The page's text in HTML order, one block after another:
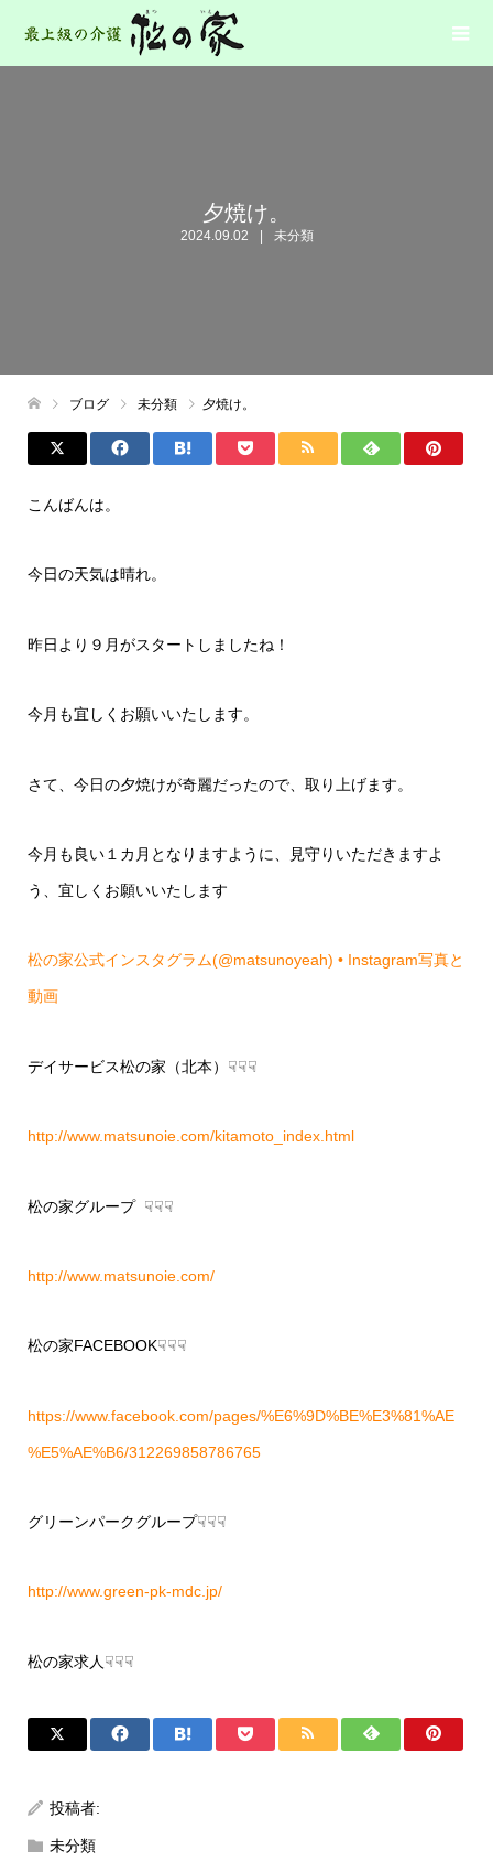
夕焼け。
2024.09.02 未分類
ブログ 未分類 夕焼け。
こんばんは。
今日の天気は晴れ。
昨日より９月がスタートしましたね！
今月も宜しくお願いいたします。
さて、今日の夕焼けが奇麗だったので、取り上げます。
今月も良い１カ月となりますように、見守りいただきますよ
う、宜しくお願いいたします
松の家公式インスタグラム(@matsunoyeah) • Instagram写真と
動画
デイサービス松の家（北本）☟☟☟
http://www.matsunoie.com/kitamoto_index.html
松の家グループ ☟☟☟
http://www.matsunoie.com/
松の家FACEBOOK☟☟☟
https://www.facebook.com/pages/%E6%9D%BE%E3%81%AE
%E5%AE%B6/312269858786765
グリーンパークグループ☟☟☟
http://www.green-pk-mdc.jp/
松の家求人☟☟☟
投稿者:
未分類